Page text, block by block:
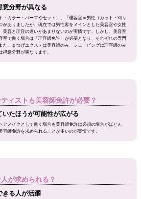
分野が異なる
・カラー・パーマやセット）」「理容室＝男性（カット・刈り
がありましたが、現在では男性客をメインとした美容室や女性
美容と理容の違いがあまりないのが実情です。しかし、美容室
室で働く場合は「理容師免許」が必要となり、それぞれの専門
た、まつげエクステは美容師のみ、シェービングは理容師のみ
意分野が異なります。
ィストも美容師免許が必要？
たほうが可能性が広がる
アメイクとして働く場合も美容師免許は必須の場合がほとん
師免許を求められることが多いのが実情です。
が求められる？
きる人が活躍